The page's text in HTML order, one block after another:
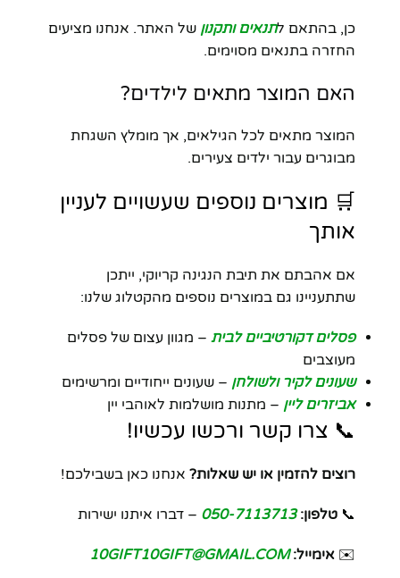
כן, בהתאם לתנאים ותקנון של האתר. אנחנו מציעים
החזרה בתנאים מסוימים.
האם המוצר מתאים לילדים?
המוצר מתאים לכל הגילאים, אך מומלץ השגחת
מבוגרים עבור ילדים צעירים.
🛒 מוצרים נוספים שעשויים לעניין
אותך
אם אהבתם את תיבת הנגינה קריוקי, ייתכן
שתתעניינו גם במוצרים נוספים מהקטלוג שלנו:
פסלים דקורטיביים לבית – מגוון עצום של פסלים
מעוצבים
שעונים לקיר ולשולחן – שעונים ייחודיים ומרשימים
אביזרים ליין – מתנות מושלמות לאוהבי יין
📞 צרו קשר ורכשו עכשיו!
רוצים להזמין או יש שאלות? אנחנו כאן בשבילכם!
📞 טלפון: 050-7113713 – דברו איתנו ישירות
✉️ אימייל: 10GIFT10GIFT@GMAIL.COM